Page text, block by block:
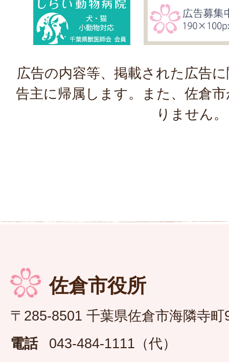
広告の内容等、掲載された広告
告主に帰属します。また、佐倉
りません。
佐倉市役所
〒285-8501 千葉県佐倉市海隣寺町
電話
043-484-1111（代）